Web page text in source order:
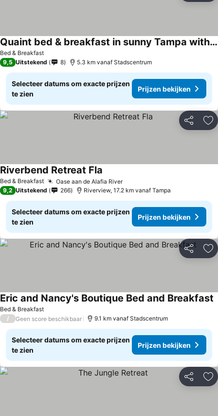
Bed & Breakfast
Quaint bed & breakfast in sunny Tampa with pool
9,5 Uitstekend 8 5.3 km vanaf Stadscentrum
Selecteer datums om exacte prijzen
te zien
Prijzen bekijken
Delen
Bed & Breakfast Oase aan de Alafia River
Riverbend Retreat Fla
9,2 Uitstekend 266 Riverview, 17.2 km vanaf Tampa
Selecteer datums om exacte prijzen
te zien
Prijzen bekijken
Delen
Bed & Breakfast
Eric and Nancy's Boutique Bed and Breakfast
/ Geen score beschikbaar 9.1 km vanaf Stadscentrum
Selecteer datums om exacte prijzen
te zien
Prijzen bekijken
Delen